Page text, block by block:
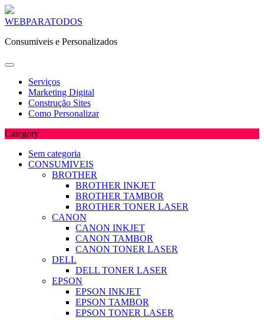
Skip
content
WEBPARATODOS
Consumiveis e Personalizados
Serviços
Marketing Digital
Construção Sites
Como Personalizar
Category
Sem categoria
CONSUMIVEIS
BROTHER
BROTHER INKJET
BROTHER TAMBOR
BROTHER TONER LASER
CANON
CANON INKJET
CANON TAMBOR
CANON TONER LASER
DELL
DELL TONER LASER
EPSON
EPSON INKJET
EPSON TAMBOR
EPSON TONER LASER